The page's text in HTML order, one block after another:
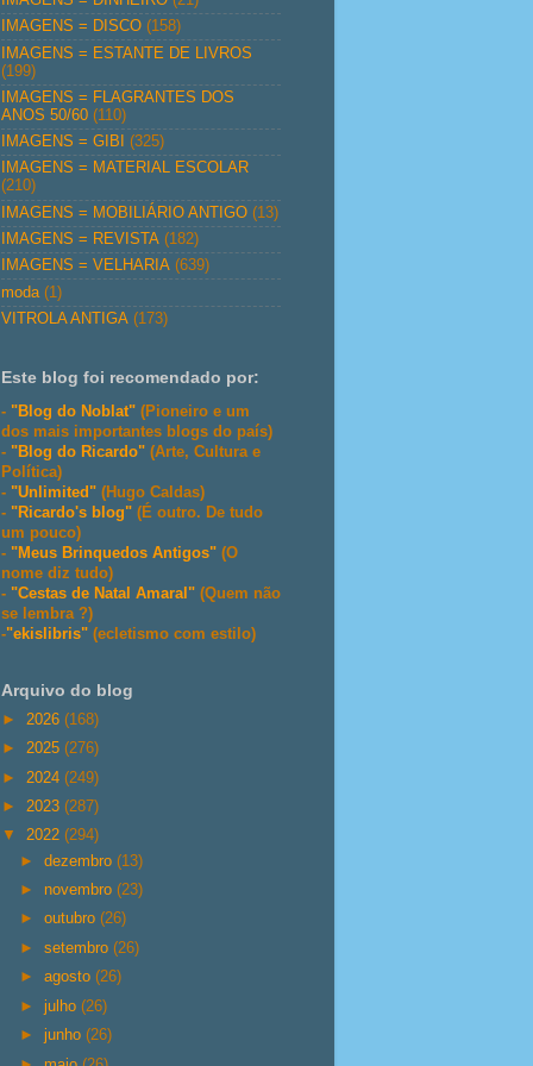
IMAGENS = DISCO (158)
IMAGENS = ESTANTE DE LIVROS
(199)
IMAGENS = FLAGRANTES DOS
ANOS 50/60 (110)
IMAGENS = GIBI
(325)
IMAGENS = MATERIAL ESCOLAR
(210)
IMAGENS = MOBILIÁRIO ANTIGO (13)
IMAGENS = REVISTA (182)
IMAGENS = VELHARIA (639)
moda (1)
VITROLA ANTIGA (173)
Este blog foi recomendado por:
- "Blog do Noblat" (Pioneiro e um
dos mais importantes blogs do país)
- "Blog do Ricardo" (Arte, Cultura e
Política)
- "Unlimited" (Hugo Caldas)
- "Ricardo's blog" (É outro. De tudo
um pouco)
- "Meus Brinquedos Antigos" (O
nome diz tudo)
- "Cestas de Natal Amaral" (Quem não
se lembra ?)
-"ekislibris" (ecletismo com estilo)
Arquivo do blog
► 2026 (168)
► 2025 (276)
► 2024 (249)
► 2023 (287)
▼ 2022 (294)
►dezembro(13)
► novembro(23)
►outubro(26)
►setembro(26)
►agosto(26)
►julho(26)
►junho(26)